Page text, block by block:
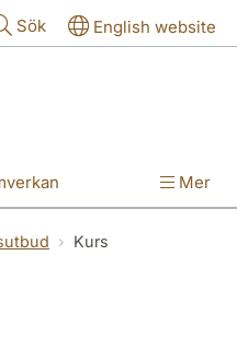
Sök English website
Mer
Kurs